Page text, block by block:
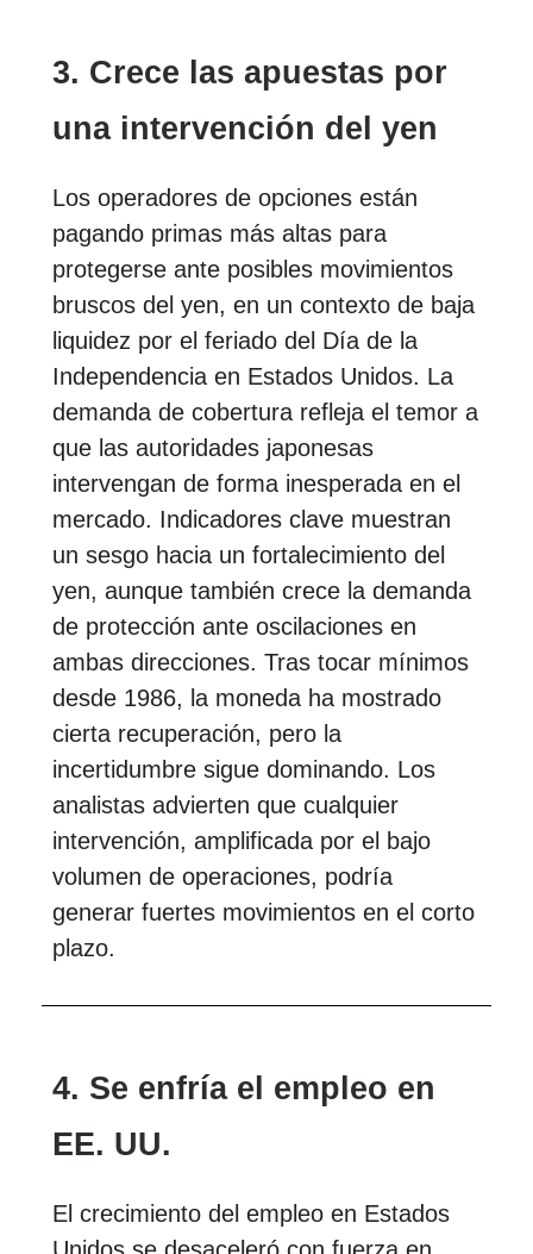
3. Crece las apuestas por
una intervención del yen
Los operadores de opciones están
pagando primas más altas para
protegerse ante posibles movimientos
bruscos del yen, en un contexto de baja
liquidez por el feriado del Día de la
Independencia en Estados Unidos. La
demanda de cobertura refleja el temor a
que las autoridades japonesas
intervengan de forma inesperada en el
mercado. Indicadores clave muestran
un sesgo hacia un fortalecimiento del
yen, aunque también crece la demanda
de protección ante oscilaciones en
ambas direcciones. Tras tocar mínimos
desde 1986, la moneda ha mostrado
cierta recuperación, pero la
incertidumbre sigue dominando. Los
analistas advierten que cualquier
intervención, amplificada por el bajo
volumen de operaciones, podría
generar fuertes movimientos en el corto
plazo.
4. Se enfría el empleo en
EE. UU.
El crecimiento del empleo en Estados